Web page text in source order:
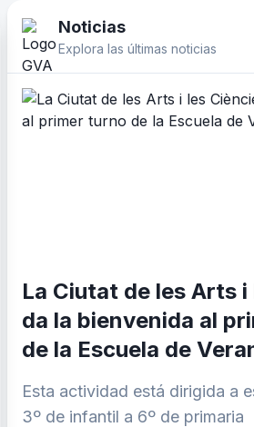
Noticias
Explora las últimas noticias
La Ciutat de les Arts
da la bienvenida al
de la Escuela de
Esta actividad está dirigida a
3º de infantil a 6º de primaria